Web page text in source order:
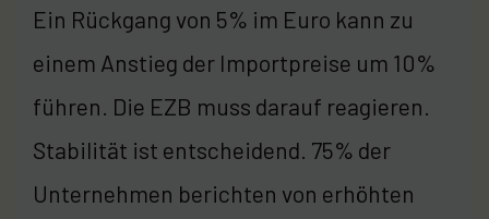
Ein Rückgang von 5% im Euro kann zu
einem Anstieg der Importpreise um 10%
führen. Die EZB muss darauf reagieren.
Stabilität ist entscheidend. 75% der
Unternehmen berichten von erhöhten